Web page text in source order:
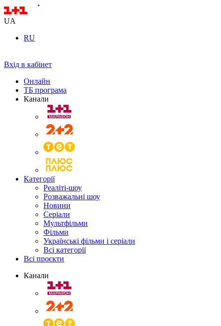
UA
RU
Вхід в кабінет
Онлайн
ТБ програма
Канали
Категорії
Реаліті-шоу
Розважальні шоу
Новини
Серіали
Мультфільми
Фільми
Українські фільми і серіали
Всі категорії
Всі проєкти
Канали